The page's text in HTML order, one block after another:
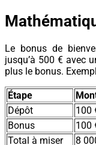
Le bonus de
jusqu’à 500 € avec
plus le bonus.
Étape
Dépôt
100
Bonus
100
Total à miser
8